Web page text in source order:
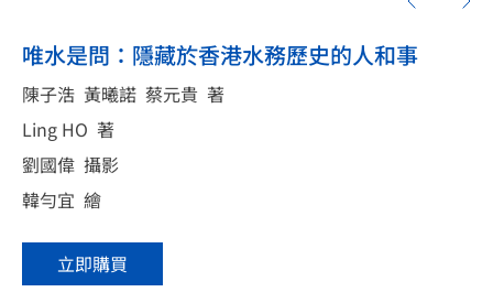
唯水是問：隱藏於香港水務歷史的人和事
陳子浩 黃曦諾 蔡元貴 著
Ling HO 著
劉國偉 攝影
韓勻宜 繪
立即購買